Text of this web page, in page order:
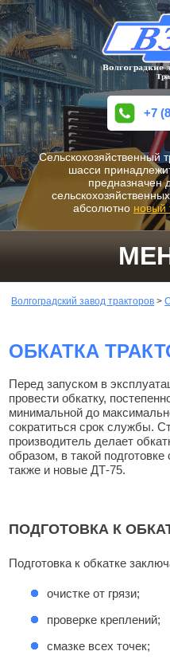
+7
Сельскохозяйственный
шасси
предназначен
абсолютно новый
Волгоградский завод тракторов >
ОБКАТКА
Перед запуском в
провести обкатку,
минимальной до
сократиться срок службы.
производитель делает
образом, в такой
также и новые ДТ-75.
ПОДГОТОВКА К
Подготовка к обкатке
очистке от грязи;
проверке креплений;
смазке всех точек;